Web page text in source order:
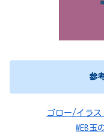
参
ゴロー/イラス
WEB